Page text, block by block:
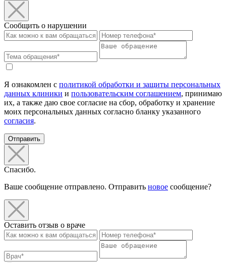
Сообщить о нарушении
Я ознакомлен с политикой обработки и защиты персональных
данных клиники и пользовательским соглашением, принимаю
их, а также даю свое согласие на сбор, обработку и хранение
моих персональных данных согласно бланку указанного
согласия.
Отправить
Спасибо.
Ваше сообщение отправлено. Отправить новое сообщение?
Оставить отзыв о враче